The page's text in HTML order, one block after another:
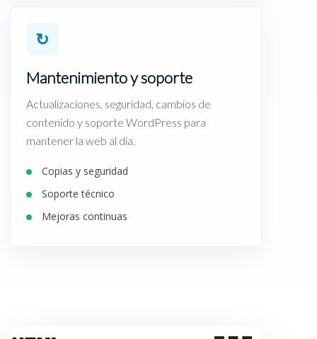
↻
Mantenimiento y soporte
Actualizaciones, seguridad, cambios de
contenido y soporte WordPress para
mantener la web al día.
Copias y seguridad
Soporte técnico
Mejoras continuas